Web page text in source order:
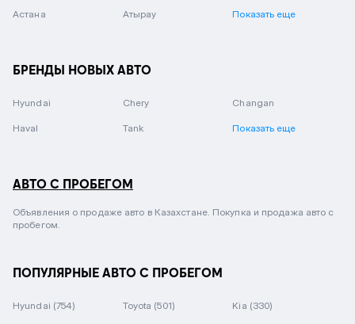
Астана Атырау Показать еще
БРЕНДЫ НОВЫХ АВТО
Hyundai Chery Changan
Haval Tank Показать еще
АВТО С ПРОБЕГОМ
Объявления о продаже авто в Казахстане. Покупка и продажа авто с
пробегом.
ПОПУЛЯРНЫЕ АВТО С ПРОБЕГОМ
Hyundai (754) Toyota (501) Kia (330)